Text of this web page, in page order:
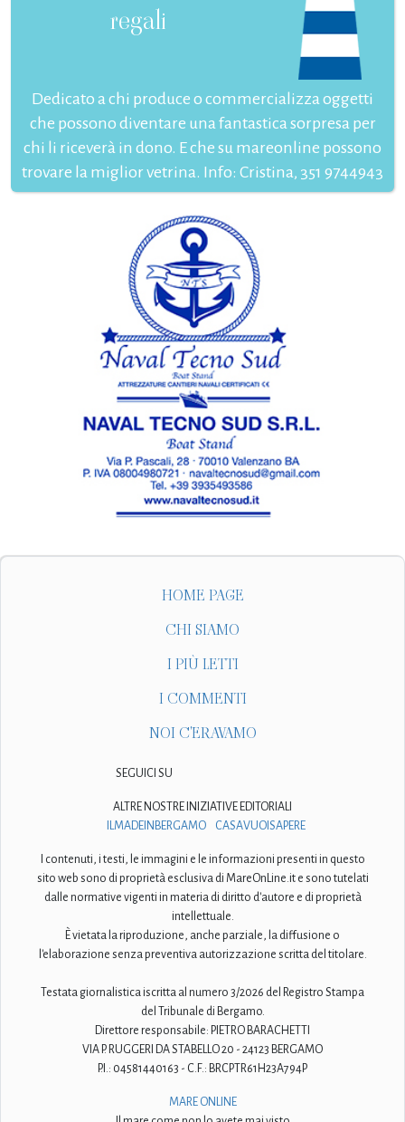
regali
Dedicato a chi produce o commercializza oggetti
che possono diventare una fantastica sorpresa per
chi li riceverà in dono. E che su mareonline possono
trovare la miglior vetrina. Info: Cristina, 351 9744943
HOME PAGE
CHI SIAMO
I PIÙ LETTI
I COMMENTI
NOI C'ERAVAMO
SEGUICI SU
ALTRE NOSTRE INIZIATIVE EDITORIALI
ILMADEINBERGAMO
CASAVUOISAPERE
I contenuti, i testi, le immagini e le informazioni presenti in questo
sito web sono di proprietà esclusiva di MareOnLine.it e sono tutelati
dalle normative vigenti in materia di diritto d'autore e di proprietà
intellettuale.
È vietata la riproduzione, anche parziale, la diffusione o
l'elaborazione senza preventiva autorizzazione scritta del titolare.
Testata giornalistica iscritta al numero 3/2026 del Registro Stampa
del Tribunale di Bergamo.
Direttore responsabile: PIETRO BARACHETTI
VIA P. RUGGERI DA STABELLO 20 - 24123 BERGAMO
P.I.: 04581440163 - C.F.: BRCPTR61H23A794P
MARE ONLINE